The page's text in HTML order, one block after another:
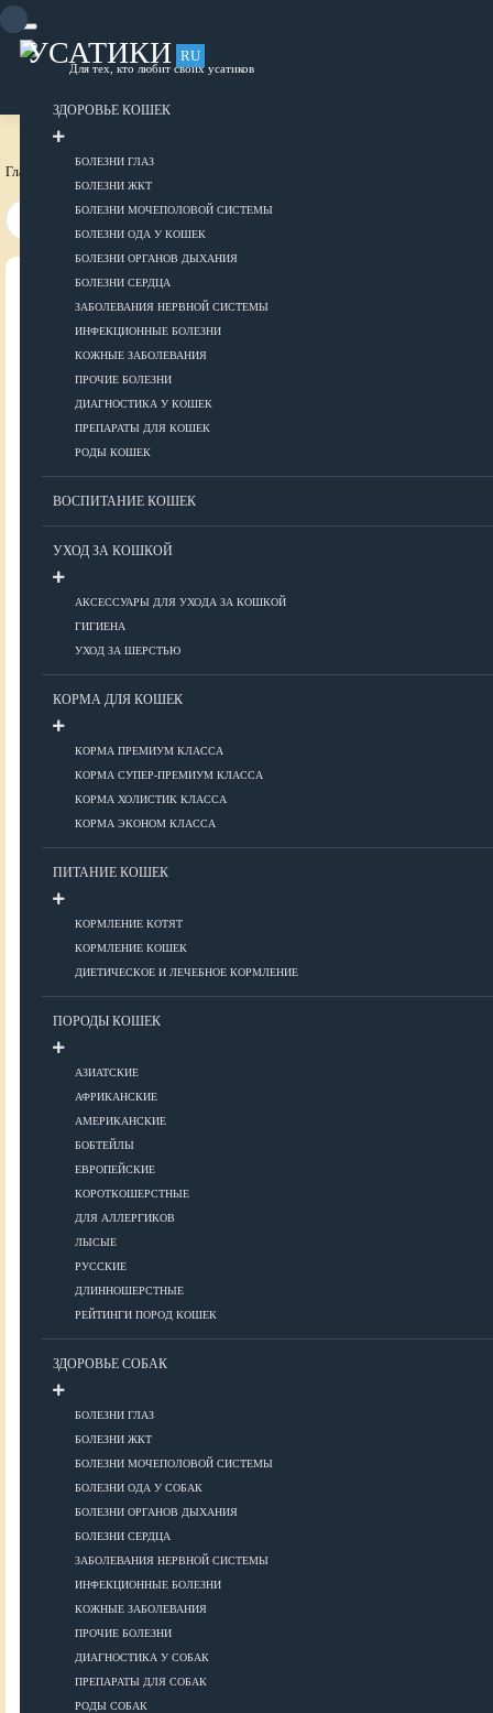
Skip
to
contentУСАТИКИ RU
Для тех, кто любит своих усатиков
РАЗМЕСТИТЬ ОБЪЯВЛЕНИЕ
ЗДОРОВЬЕ КОШЕК
БОЛЕЗНИ ГЛАЗ
БОЛЕЗНИ ЖКТ
БОЛЕЗНИ МОЧЕПОЛОВОЙ СИСТЕМЫ
БОЛЕЗНИ ОДА У КОШЕК
БОЛЕЗНИ ОРГАНОВ ДЫХАНИЯ
БОЛЕЗНИ СЕРДЦА
ЗАБОЛЕВАНИЯ НЕРВНОЙ СИСТЕМЫ
ИНФЕКЦИОННЫЕ БОЛЕЗНИ
КОЖНЫЕ ЗАБОЛЕВАНИЯ
ПРОЧИЕ БОЛЕЗНИ
ДИАГНОСТИКА У КОШЕК
ПРЕПАРАТЫ ДЛЯ КОШЕК
РОДЫ КОШЕК
ВОСПИТАНИЕ КОШЕК
УХОД ЗА КОШКОЙ
АКСЕССУАРЫ ДЛЯ УХОДА ЗА КОШКОЙ
ГИГИЕНА
УХОД ЗА ШЕРСТЬЮ
КОРМА ДЛЯ КОШЕК
КОРМА ПРЕМИУМ КЛАССА
КОРМА СУПЕР-ПРЕМИУМ КЛАССА
КОРМА ХОЛИСТИК КЛАССА
КОРМА ЭКОНОМ КЛАССА
ПИТАНИЕ КОШЕК
КОРМЛЕНИЕ КОТЯТ
КОРМЛЕНИЕ КОШЕК
ДИЕТИЧЕСКОЕ И ЛЕЧЕБНОЕ КОРМЛЕНИЕ
ПОРОДЫ КОШЕК
АЗИАТСКИЕ
АФРИКАНСКИЕ
АМЕРИКАНСКИЕ
БОБТЕЙЛЫ
ЕВРОПЕЙСКИЕ
КОРОТКОШЕРСТНЫЕ
ДЛЯ АЛЛЕРГИКОВ
ЛЫСЫЕ
РУССКИЕ
ДЛИННОШЕРСТНЫЕ
РЕЙТИНГИ ПОРОД КОШЕК
ЗДОРОВЬЕ СОБАК
БОЛЕЗНИ ГЛАЗ
БОЛЕЗНИ ЖКТ
БОЛЕЗНИ МОЧЕПОЛОВОЙ СИСТЕМЫ
БОЛЕЗНИ ОДА У СОБАК
БОЛЕЗНИ ОРГАНОВ ДЫХАНИЯ
БОЛЕЗНИ СЕРДЦА
ЗАБОЛЕВАНИЯ НЕРВНОЙ СИСТЕМЫ
ИНФЕКЦИОННЫЕ БОЛЕЗНИ
КОЖНЫЕ ЗАБОЛЕВАНИЯ
ПРОЧИЕ БОЛЕЗНИ
ДИАГНОСТИКА У СОБАК
ПРЕПАРАТЫ ДЛЯ СОБАК
РОДЫ СОБАК
ОБЪЯВЛЕНИЯ
Главная страница
ВСЕ О КОШКАХ
Болезни глаз
Болезни ЖКТ
Кожные заболевания
Диагностика у кошек
Препараты для кошек
Роды кошек
Аксессуары для ухода
Гигиена
Уход за шерстью
Корма премиум класса
Корма супер-премиум класса
Корма холистик класса
Корма эконом класса
ПИТАНИЕ
Кормление котят
Кормление кошек
Диетическое и лечебное кормление
ПОРОДЫ
Европейские
Короткошерстные